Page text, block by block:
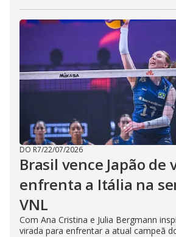
DO R7/22/07/2026
Brasil vence Japão de
enfrenta a Itália na
VNL
Com Ana Cristina e Julia Bergmann
virada para enfrentar a atual campeã